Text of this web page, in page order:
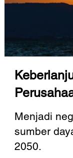
Menjadi
sumber
2050.